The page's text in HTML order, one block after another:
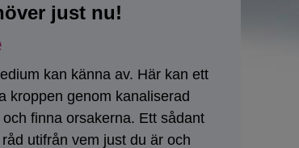
just nu!
kan känna av. Här kan ett
kroppen genom kanaliserad
finna orsakerna. Ett sådant
utifrån vem just du är och